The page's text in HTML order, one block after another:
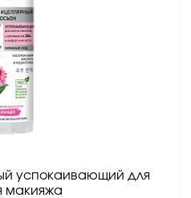
успокаивающий для
макияжа